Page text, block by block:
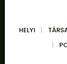
HELYI